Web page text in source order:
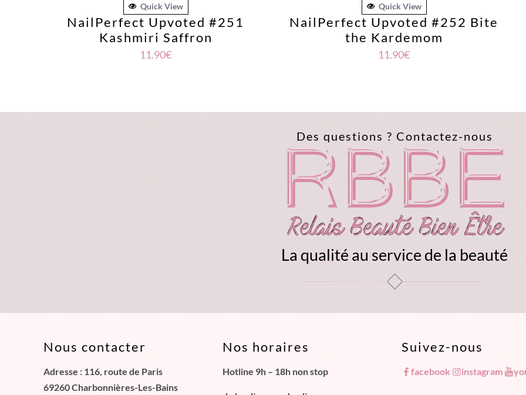
Quick View
NailPerfect Upvoted #251
Kashmiri Saffron
11.90€
Quick View
NailPerfect Upvoted #252 Bite
the Kardemom
11.90€
Des questions ? Contactez-nous
La qualité au service de la beauté
Nous contacter
Adresse : 116, route de Paris
69260 Charbonnières-Les-Bains
Nos horaires
Hotline 9h – 18h non stop
Suivez-nous
facebook instagram